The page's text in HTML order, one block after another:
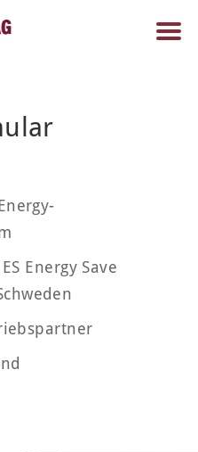
Energy Save